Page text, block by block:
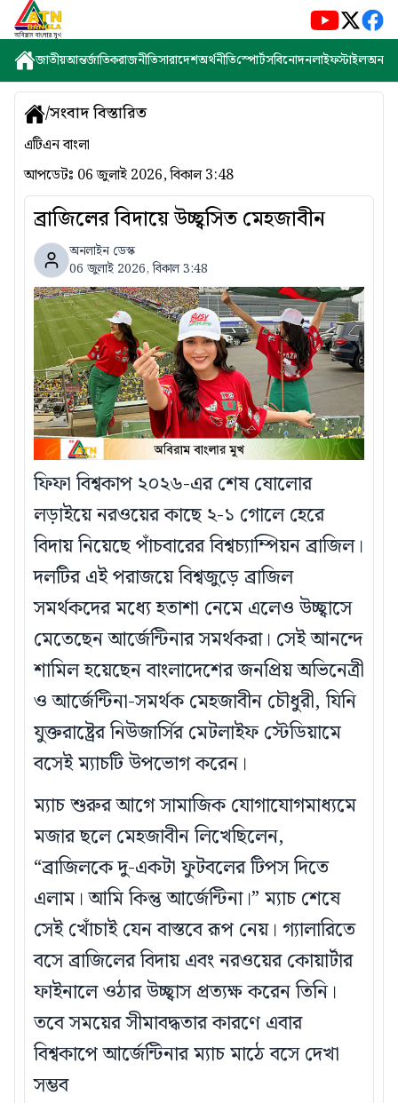
জাতীয়আন্তর্জাতিকরাজনীতিসারাদেশঅর্থনীতিস্পোর্টসবিনোদনলাইফস্টাইল
/সংবাদ বিস্তারিত
এটিএন বাংলা
আপডেটঃ 06 জুলাই 2026, বিকাল 3:48
ব্রাজিলের বিদায়ে উচ্ছ্বসিত মেহজাবীন
অনলাইন ডেস্ক
06 জুলাই 2026, বিকাল 3:48
ফিফা বিশ্বকাপ ২০২৬-এর শেষ ষোলোর
লড়াইয়ে নরওয়ের কাছে ২-১ গোলে হেরে
বিদায় নিয়েছে পাঁচবারের বিশ্বচ্যাম্পিয়ন ব্রাজিল।
দলটির এই পরাজয়ে বিশ্বজুড়ে ব্রাজিল
সমর্থকদের মধ্যে হতাশা নেমে এলেও উচ্ছ্বাসে
মেতেছেন আর্জেন্টিনার সমর্থকরা। সেই আনন্দে
শামিল হয়েছেন বাংলাদেশের জনপ্রিয় অভিনেত্রী
ও আর্জেন্টিনা-সমর্থক মেহজাবীন চৌধুরী, যিনি
যুক্তরাষ্ট্রের নিউজার্সির মেটলাইফ স্টেডিয়ামে
বসেই ম্যাচটি উপভোগ করেন।
ম্যাচ শুরুর আগে সামাজিক যোগাযোগমাধ্যমে
মজার ছলে মেহজাবীন লিখেছিলেন,
“ব্রাজিলকে দু-একটা ফুটবলের টিপস দিতে
এলাম। আমি কিন্তু আর্জেন্টিনা।” ম্যাচ শেষে
সেই খোঁচাই যেন বাস্তবে রূপ নেয়। গ্যালারিতে
বসে ব্রাজিলের বিদায় এবং নরওয়ের কোয়ার্টার
ফাইনালে ওঠার উচ্ছ্বাস প্রত্যক্ষ করেন তিনি।
তবে সময়ের সীমাবদ্ধতার কারণে এবার
বিশ্বকাপে আর্জেন্টিনার ম্যাচ মাঠে বসে দেখা
সম্ভব